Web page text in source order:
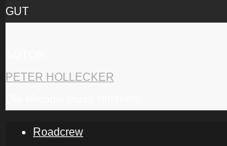
GUT
PETER HOLLECKER
Roadcrew